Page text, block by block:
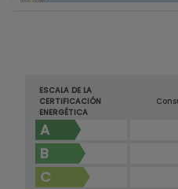
ESCALA DE LA
CERTIFICACIÓN
ENERGÉTICA
A
B
C